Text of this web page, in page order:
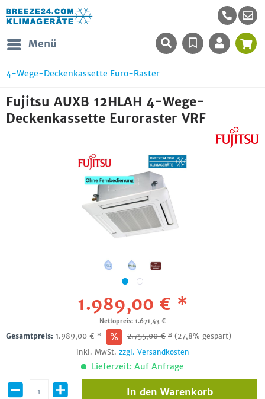
Menü
4-Wege-Deckenkassette Euro-Raster
Fujitsu AUXB 12HLAH 4-Wege-
Deckenkassette Euroraster VRF
1.989,00 € *
Nettopreis: 1.671,43 €
Gesamtpreis: 1.989,00 € * 2.755,00€ * (27,8% gespart)
inkl. MwSt. zzgl. Versandkosten
Lieferzeit: Auf Anfrage
In den Warenkorb